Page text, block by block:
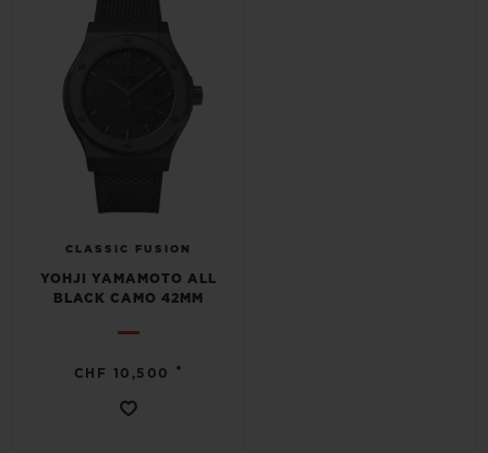
CLASSIC FUSION
YOHJI YAMAMOTO ALL
BLACK CAMO 42MM
CHF 10,500 •